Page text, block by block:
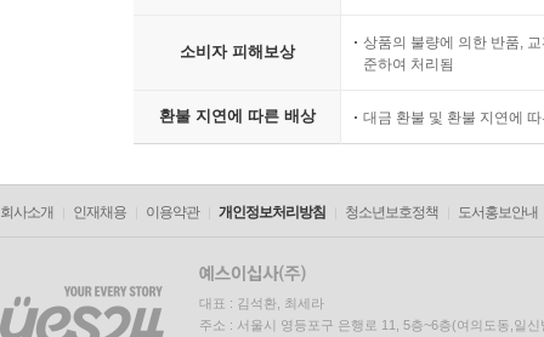
소비자 피해보상
상품의 불량에 의한 반품,
준하여 처리됨
환불 지연에 따른 배상 대금 환불 및 환불 지연에
회사소개 인재채용 이용약관 개인정보처리방침 청소년보호정책 도서홍보안내
대표 : 김석환, 최세라
주소 : 서울시 영등포구 은행로 11, 5층~6층(여의도동,일신